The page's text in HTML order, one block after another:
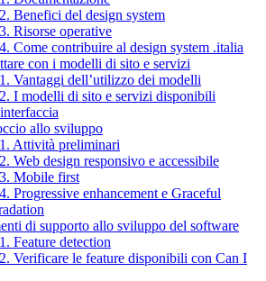
Benefici del design system
Risorse operative
Come contribuire al design system .italia
con i modelli di sito e servizi
Vantaggi dell’utilizzo dei modelli
I modelli di sito e servizi disponibili
allo sviluppo
Attività preliminari
Web design responsivo e accessibile
Mobile first
Progressive enhancement e Graceful
di supporto allo sviluppo del software
Feature detection
Verificare le feature disponibili con Can I